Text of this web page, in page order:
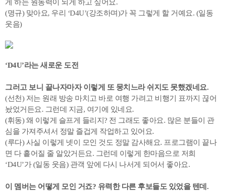
게 하는 원동력이 되게 하고 싶어요.
(명규) 맞아요, 우리 ‘D4U’(강조하며)가 꼭 그렇게 할 거예요. (일동
웃음)
‘D4U’라는 새로운 도전
그러고 보니 끝나자마자 이렇게 또 뭉치느라 쉬지도 못했겠네요.
(선천) 저는 원래 방송 마치고 바로 여행 가려고 비행기 표까지 끊어
놨었거든요. 그런데 지금, 여기에 있네요.
(휘동) 왜 이렇게 슬프게 들리지? 전 그래도 좋아요. 많은 분들이 관
심을 가져주셔서 정말 즐겁게 작업하고 있어요.
(루다) 사실 이렇게 넷이 모인 것도 정말 감사해요. 프로그램이 끝나
면 다 흩어질 줄 알았거든요. 그런데 이렇게 한마음으로 저희
‘D4U’가 (일동 웃음) 관객 앞에 다시 나서게 되어서 좋아요.
이 멤버는 어떻게 모인 거죠? 유력한 다른 후보들도 있었을 텐데.